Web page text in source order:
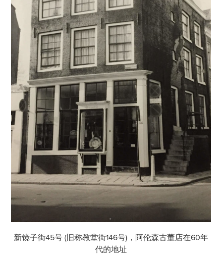
新镜子街45号 (旧称教堂街146号)，阿伦森古董店在60年
代的地址